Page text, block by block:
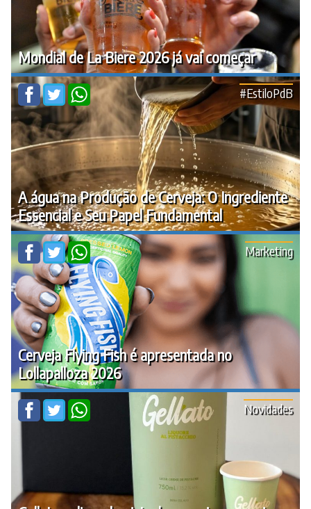
Mondial de La Biere 2026 já vai começar
A água na Produção de Cerveja: O Ingrediente
Essencial e Seu Papel Fundamental
#EstiloPdB
Cerveja Flying Fish é apresentada no
Lollapalloza 2026
Marketing
Novidades